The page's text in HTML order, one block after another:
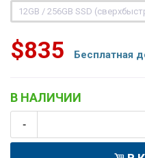
12GB / 256GB SSD
$835 Бесплатная
В НАЛИЧИИ
-